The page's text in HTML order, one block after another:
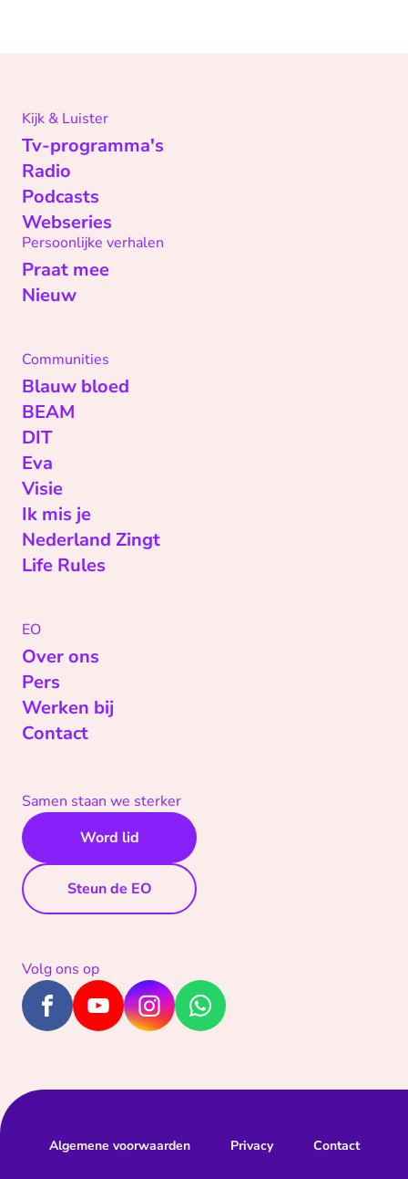
Kijk & Luister
Tv-programma's
Radio
Podcasts
Webseries
Persoonlijke verhalen
Praat mee
Nieuw
Communities
Blauw bloed
BEAM
DIT
Eva
Visie
Ik mis je
Nederland Zingt
Life Rules
EO
Over ons
Pers
Werken bij
Contact
Samen staan we sterker
Word lid
Steun de EO
Volg ons op
Algemene voorwaarden Privacy Contact